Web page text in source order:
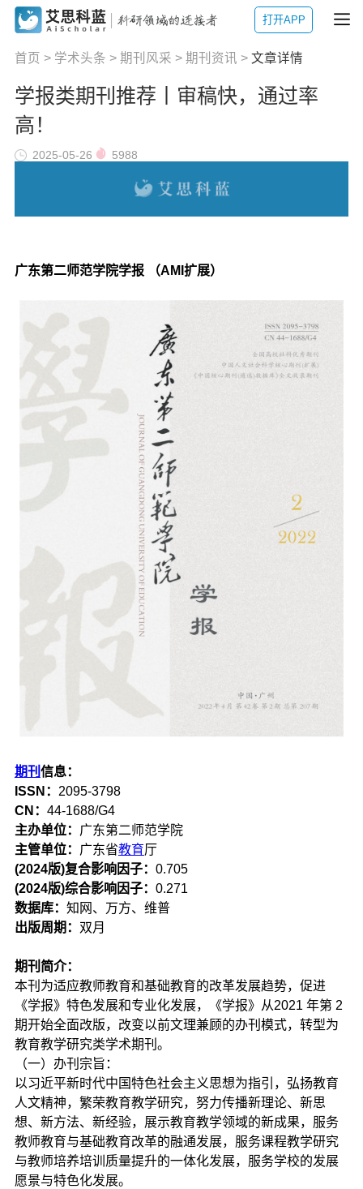
打开APP
首页 > 学术头条 > 期刊风采 > 期刊资讯 > 文章详情
学报类期刊推荐丨审稿快，通过率
高！
2025-05-26 5988
广东第二师范学院学报 （AMI扩展）
期刊 信息：
ISSN： 2095-3798
CN： 44-1688/G4
主办单位： 广东第二师范学院
主管单位： 广东省教育厅
(2024版)复合影响因子： 0.705
(2024版)综合影响因子： 0.271
数据库： 知网、万方、维普
出版周期： 双月
期刊简介：
本刊为适应教师教育和基础教育的改革发展趋势，促进
《学报》特色发展和专业化发展，《学报》从2021 年第 2
期开始全面改版，改变以前文理兼顾的办刊模式，转型为
教育教学研究类学术期刊。
（一）办刊宗旨：
以习近平新时代中国特色社会主义思想为指引，弘扬教育
人文精神，繁荣教育教学研究，努力传播新理论、新思
想、新方法、新经验，展示教育教学领域的新成果，服务
教师教育与基础教育改革的融通发展，服务课程教学研究
与教师培养培训质量提升的一体化发展，服务学校的发展
愿景与特色化发展。